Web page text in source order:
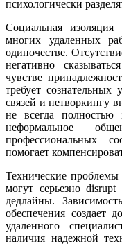
психологически
Социальная изоляция
многих удаленных
одиночестве.
негативно
чувстве
требует
связей и нетворкингу
не всегда полностью
неформальное
профессиональных
помогает
Технические проблемы
могут серьезно
дедлайны.
обеспечения создает
удаленного
наличия надежной